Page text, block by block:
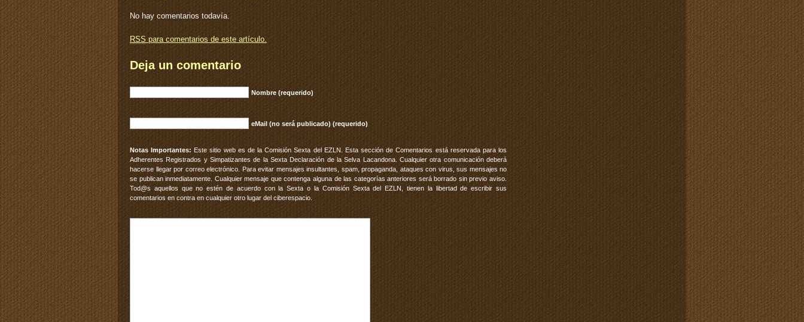
No hay comentarios todavía.
RSS para comentarios de este artículo.
Deja un comentario
Nombre (requerido)
eMail (no será publicado) (requerido)
Notas Importantes: Este sitio web es de la Comisión Sexta del EZLN. Esta sección de Comentarios está reservada para los
Adherentes Registrados y Simpatizantes de la Sexta Declaración de la Selva Lacandona. Cualquier otra comunicación deberá
hacerse llegar por correo electrónico. Para evitar mensajes insultantes, spam, propaganda, ataques con virus, sus mensajes no
se publican inmediatamente. Cualquier mensaje que contenga alguna de las categorías anteriores será borrado sin previo aviso.
Tod@s aquellos que no estén de acuerdo con la Sexta o la Comisión Sexta del EZLN, tienen la libertad de escribir sus
comentarios en contra en cualquier otro lugar del ciberespacio.